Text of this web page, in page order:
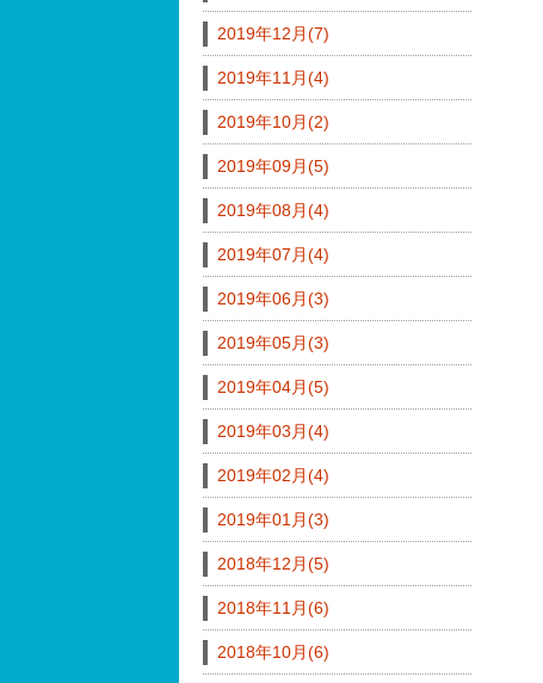
2019年12月(7)
2019年11月(4)
2019年10月(2)
2019年09月(5)
2019年08月(4)
2019年07月(4)
2019年06月(3)
2019年05月(3)
2019年04月(5)
2019年03月(4)
2019年02月(4)
2019年01月(3)
2018年12月(5)
2018年11月(6)
2018年10月(6)